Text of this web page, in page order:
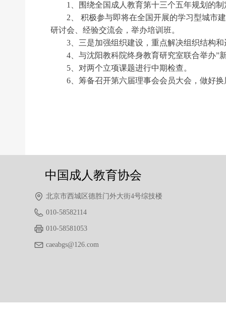
1、围绕全国成人教育第十三个五年规划的制
2、 积极参与即将在全国开展的学习型城市建
研讨会、经验交流会，举办培训班。
3、三是加强组织建设，重点解决组织结构和
4、与沈阳教科院终身教育研究室联合举办”
5、对两个立项课题进行中期检查。
6、筹备召开第六届理事会会员大会，做好换
北京市西城区德胜门外大街4号综技楼
010-58582114
010-58581053
caeabgs@126.com
中国成人教育协会